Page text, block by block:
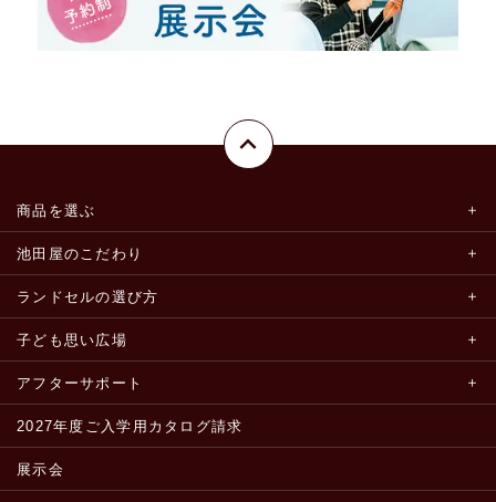
商品を選ぶ
池田屋のこだわり
ランドセルの選び方
子ども思い広場
アフターサポート
2027年度ご入学用カタログ請求
展示会